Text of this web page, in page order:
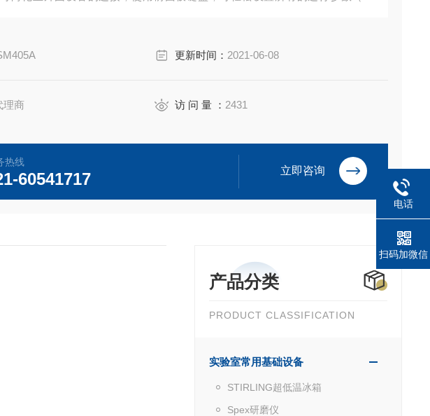
更新时间： 2021-06-08
理商 访 问 量 ： 2431
热线
60541717 立即咨询
产品分类
PRODUCT CLASSIFICATION
实验室常用基础设备
STIRLING超低温冰箱
Spex研磨仪
电话
扫码加微信